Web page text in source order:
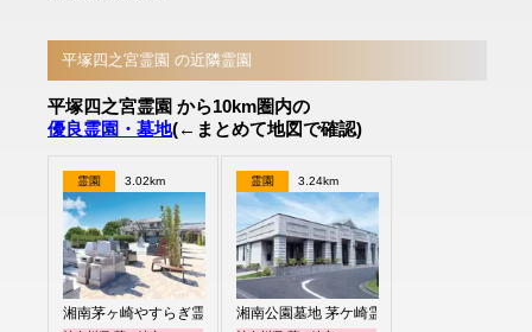
平塚四之宮霊園 の近隣霊園
平塚四之宮霊園 から10km圏内の
優良霊園・墓地(←まとめて地図で確認)
霊園 3.02km
湘南茅ヶ崎やすらぎ霊園
霊園 3.24km
湘南公園墓地 茅ケ崎霊園